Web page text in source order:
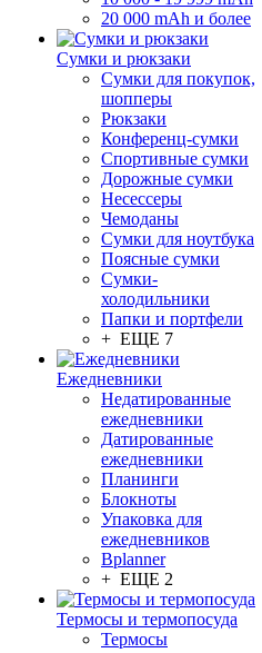
20 000 mAh и более
Сумки и рюкзаки
Сумки для покупок,
шопперы
Рюкзаки
Конференц-сумки
Спортивные сумки
Дорожные сумки
Несессеры
Чемоданы
Сумки для ноутбука
Поясные сумки
Сумки-
холодильники
Папки и портфели
+ ЕЩЕ 7
Ежедневники
Недатированные
ежедневники
Датированные
ежедневники
Планинги
Блокноты
Упаковка для
ежедневников
Bplanner
+ ЕЩЕ 2
Термосы и термопосуда
Термосы